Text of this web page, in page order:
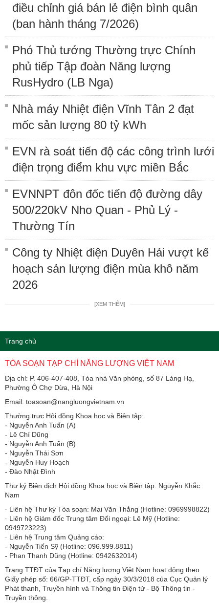
điều chỉnh giá bán lẻ điện bình quân
(ban hành tháng 7/2026)
Phó Thủ tướng Thường trực Chính
phủ tiếp Tập đoàn Năng lượng
RusHydro (LB Nga)
Nhà máy Nhiệt điện Vĩnh Tân 2 đạt
mốc sản lượng 80 tỷ kWh
EVN rà soát tiến độ các công trình lưới
điện trọng điểm khu vực miền Bắc
EVNNPT đôn đốc tiến độ đường dây
500/220kV Nho Quan - Phủ Lý -
Thường Tín
Công ty Nhiệt điện Duyên Hải vượt kế
hoạch sản lượng điện mùa khô năm
2026
[XEM THÊM]
Trang chủ
TÒA SOẠN TẠP CHÍ NĂNG LƯỢNG VIỆT NAM
Địa chỉ: P. 406-407-408, Tòa nhà Văn phòng, số 87 Láng Hạ,
Phường Ô Chợ Dừa, Hà Nội
Email: toasoan@nangluongvietnam.vn
Thường trực Hội đồng Khoa học và Biên tập:
​​​​​​- Nguyễn Anh Tuấn (A)
- Lê Chí Dũng
- Nguyễn Anh Tuấn (B)
- Nguyễn Thái Sơn
- Nguyễn Huy Hoạch
- Đào Nhật Đình
Thư ký Biên dịch Hội đồng Khoa học và Biên tập: Nguyễn Khắc
Nam
· Liên hệ Thư ký Tòa soạn: Mai Văn Thắng (Hotline: 0969998822)
· Liên hệ Giám đốc Trung tâm Đối ngoại: Lê Mỹ (Hotline:
0949723223)
· Liên hệ Trung tâm Quảng cáo:
- Nguyễn Tiến Sỹ (Hotline: 096.999.8811)
- Phan Thanh Dũng (Hotline: 0942632014)
Trang TTĐT của Tạp chí Năng lượng Việt Nam hoạt động theo
Giấy phép số: 66/GP-TTĐT, cấp ngày 30/3/2018 của Cục Quản lý
Phát thanh, Truyền hình và Thông tin Điện tử - Bộ Thông tin -
Truyền thông.